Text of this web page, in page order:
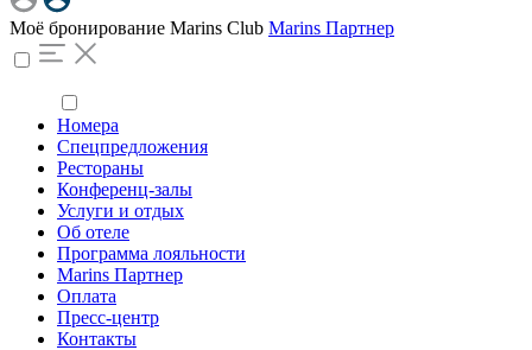
Моё бронирование Marins Club Marins Партнер
Номера
Спецпредложения
Рестораны
Конференц-залы
Услуги и отдых
Об отеле
Программа лояльности
Marins Партнер
Оплата
Пресс-центр
Контакты